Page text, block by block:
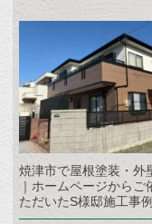
焼津市で屋根塗装・外
｜ホームページからご
ただいたS様邸施工事例